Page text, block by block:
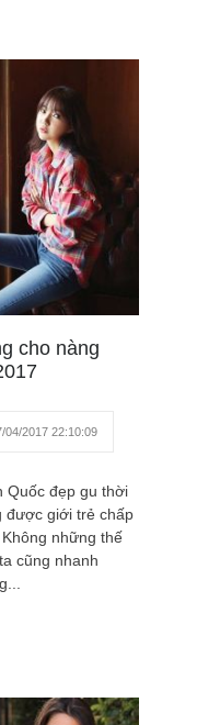
cho nàng
04/2017 22:10:09
Quốc đẹp gu thời
được giới trẻ chấp
những thế
cũng nhanh